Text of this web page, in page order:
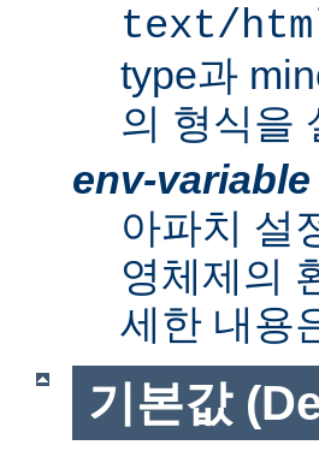
text/
type과
의 형식을
env-variable
아파치 설
영체제의
세한 내용
기본값